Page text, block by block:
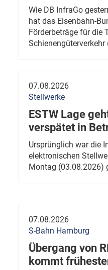
Wie DB InfraGo
hat das Eisenbahn-
Förderbeträge für die
Schienengüterverkehr
07.08.2026
Stellwerke
ESTW Lage
verspätet in
Ursprünglich war die
elektronischen
Montag (03.08.2026)
07.08.2026
S-Bahn Hamburg
Übergang von
kommt